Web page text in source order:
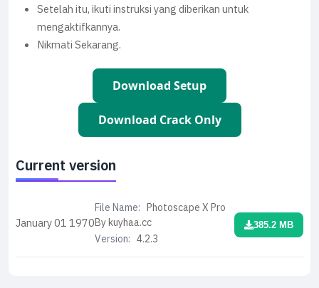
Setelah itu, ikuti instruksi yang diberikan untuk
mengaktifkannya.
Nikmati Sekarang.
Download Setup
Download Crack Only
Current version
January 011970
File Name: Photoscape X Pro
By kuyhaa.cc
Version: 4.2.3
385.2 MB